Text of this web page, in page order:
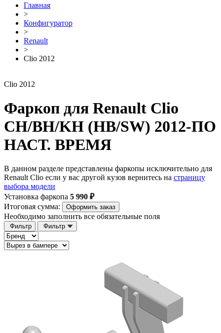
Главная
>
Конфигуратор
>
Renault
>
Clio 2012
Clio 2012
Фаркоп для Renault Clio
CH/BH/KH (HB/SW) 2012-ПО
НАСТ. ВРЕМЯ
В данном разделе представлены фаркопы исключительно для
Renault Clio если у вас другой кузов вернитесь на страницу
выбора модели
Установка фаркопа 5 990 ₽
Итоговая сумма:
Оформить заказ
Необходимо заполнить все обязательные поля
Фильтр Фильтр